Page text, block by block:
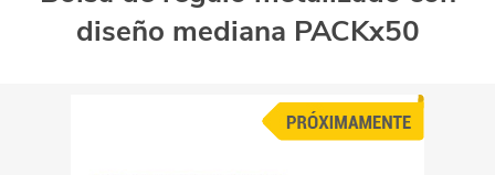
diseño mediana PACKx50